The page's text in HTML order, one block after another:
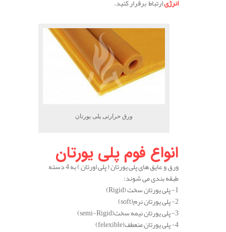
انرژیارتباط برقرار کنید.
ورق حرارتی پلی یورتان
انواع فوم پلی یورتان
ورق و عایق های پلی یورتان ( پلی اورتان ) به 4 دسته
طبقه بندی می شوند:
1- پلی یورتان سخت (Rigid)
2- پلی یورتان نرم(soft)
3- پلی یورتان نیمه سخت(semi-Rigid)
4- پلی یورتان منعطف(felexible)